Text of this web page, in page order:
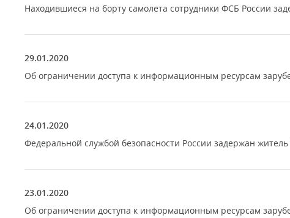
Находившиеся на борту самолета сотрудники ФСБ России
29.01.2020
Об ограничении доступа к информационным ресурсам
24.01.2020
Федеральной службой безопасности России задержан
23.01.2020
Об ограничении доступа к информационным ресурсам